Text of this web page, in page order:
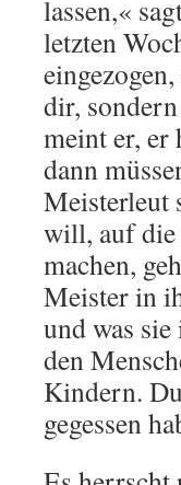
lassen,«
letzten
dir,
meint er, er
dann
Meisterleut
will, auf die
machen,
Meister in
und was
den
Kindern.
gegessen